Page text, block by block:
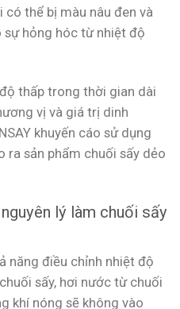
có thể bị màu nâu đen và
hỏng hóc từ nhiệt độ
thấp trong thời gian dài
vị và giá trị dinh
khuyến cáo sử dụng
ra sản phẩm chuối sấy dẻo
lý làm chuối sấy
năng điều chỉnh nhiệt độ
sấy, hơi nước từ chuối
khí nóng sẽ không vào